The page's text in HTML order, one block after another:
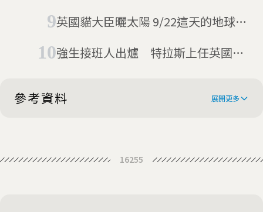
英國貓大臣曬太陽 9/22這天的地球24
強生接班人出爐 特拉斯上任英國首
參考資料 展開更多
new family pet – and gets ‘dog-
16255